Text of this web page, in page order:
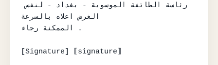
رئاسة الطائفة الموسوية - بغداد - لنفس
الغرض اعلاه بالسرعة
الممكنة رجاء .
[Signature] ⟦signature⟧